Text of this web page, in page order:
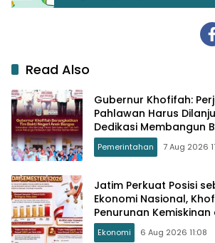
Read Also
Gubernur Khofifah:
Pahlawan Harus
Dedikasi Membangun
Pemerintahan 7 Aug 2026
Jatim Perkuat Posisi
Ekonomi Nasional,
Penurunan Kemiskinan
Pengangguran
Ekonomi 6 Aug 2026 11:08